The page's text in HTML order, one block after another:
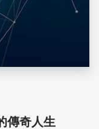
傳奇人生